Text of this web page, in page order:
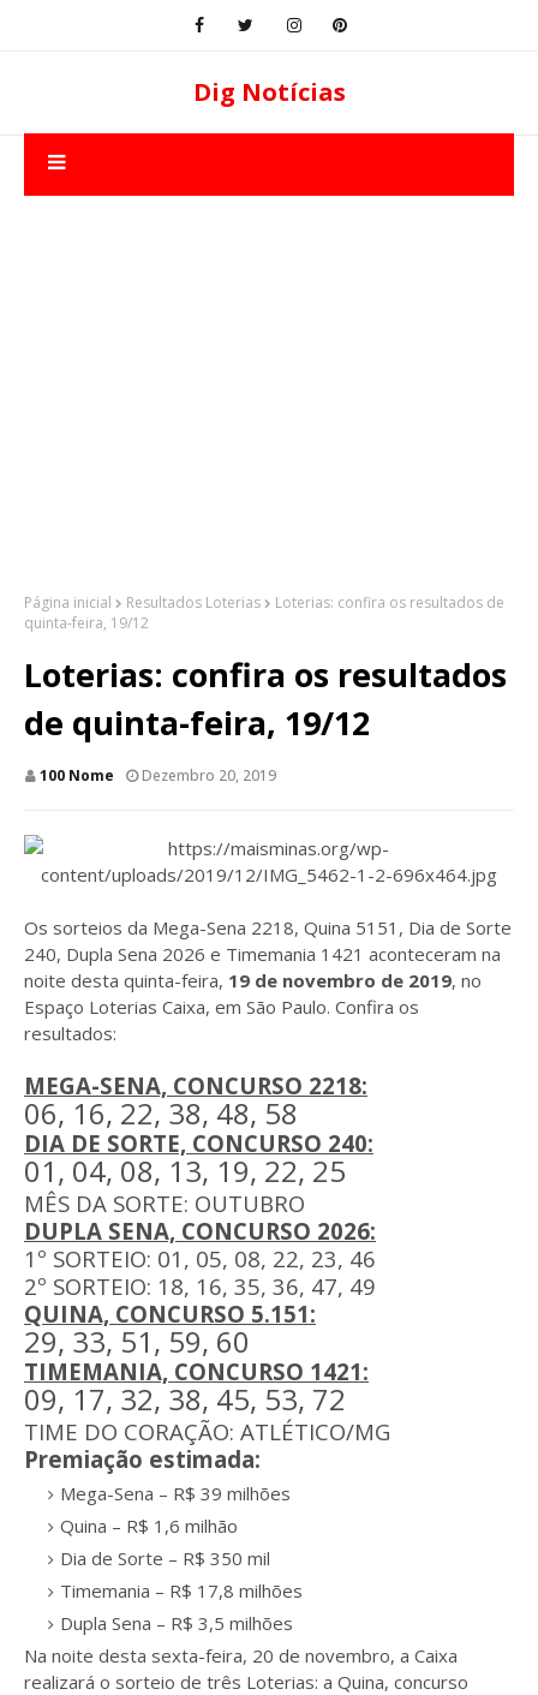
Dig Notícias
Página inicial Resultados Loterias
Loterias: confira os resultados de
quinta-feira, 19/12
Loterias: confira os resultados
de quinta-feira, 19/12
100 Nome Dezembro 20, 2019
Os sorteios da Mega-Sena 2218, Quina 5151, Dia de Sorte
240, Dupla Sena 2026 e Timemania 1421 aconteceram na
noite desta quinta-feira, 19 de novembro de 2019, no
Espaço Loterias Caixa, em São Paulo. Confira os
resultados:
MEGA-SENA, CONCURSO 2218:
06, 16, 22, 38, 48, 58
DIA DE SORTE, CONCURSO 240:
01, 04, 08, 13, 19, 22, 25
MÊS DA SORTE: OUTUBRO
DUPLA SENA, CONCURSO 2026:
1º SORTEIO: 01, 05, 08, 22, 23, 46
2º SORTEIO: 18, 16, 35, 36, 47, 49
QUINA, CONCURSO 5.151:
29, 33, 51, 59, 60
TIMEMANIA, CONCURSO 1421:
09, 17, 32, 38, 45, 53, 72
TIME DO CORAÇÃO: ATLÉTICO/MG
Premiação estimada:
Mega-Sena – R$ 39 milhões
Quina – R$ 1,6 milhão
Dia de Sorte – R$ 350 mil
Timemania – R$ 17,8 milhões
Dupla Sena – R$ 3,5 milhões
Na noite desta sexta-feira, 20 de novembro, a Caixa
realizará o sorteio de três Loterias: a Quina, concurso